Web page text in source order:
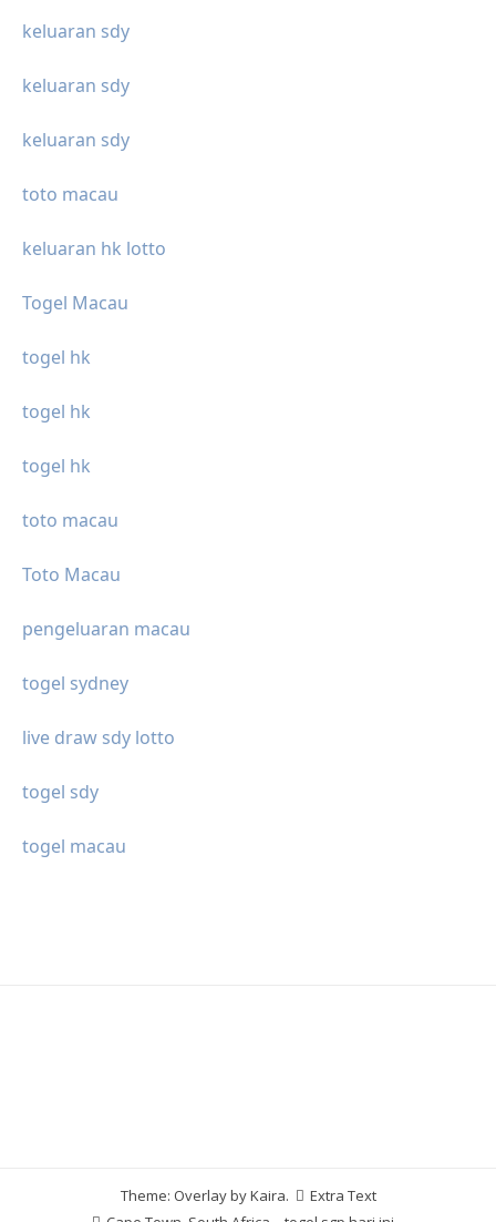
keluaran sdy
keluaran sdy
keluaran sdy
toto macau
keluaran hk lotto
Togel Macau
togel hk
togel hk
togel hk
toto macau
Toto Macau
pengeluaran macau
togel sydney
live draw sdy lotto
togel sdy
togel macau
Theme: Overlay byKaira.
Extra Text